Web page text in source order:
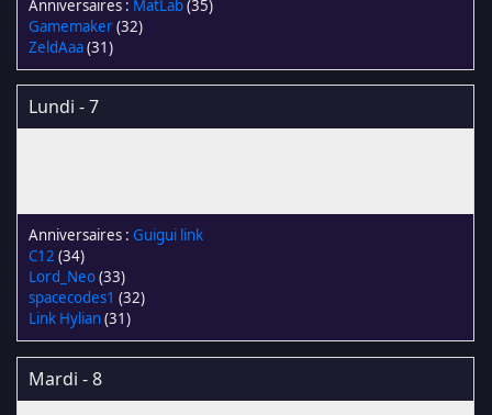
MatLab(35)
Gamemaker(32)
ZeldAaa(31)
Lundi - 7
Guigui link
C12 (34)
Lord_Neo(33)
spacecodes1 (32)
Link Hylian(31)
Mardi - 8